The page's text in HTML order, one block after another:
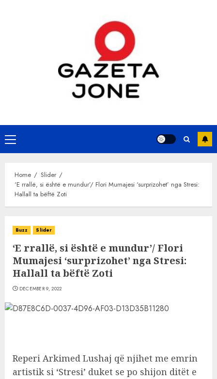
Primary
Menu
Home
Slider
‘E rrallë, si është e mundur’/ Flori Mumajesi ‘surprizohet’ nga Stresi:
Hallall ta bëftë Zoti
Buzz Slider
‘E rrallë, si është e mundur’/ Flori
Mumajesi ‘surprizohet’ nga Stresi:
Hallall ta bëftë Zoti
DECEMBER 9, 2022
Reperi Arkimed Lushaj që njihet me emrin
artistik si ‘Stresi’ duket se po shijon ditët e